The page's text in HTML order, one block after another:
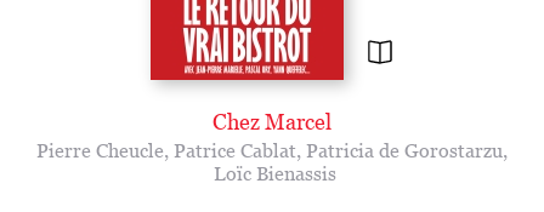
Chez Marcel
Pierre Cheucle, Patrice Cablat, Patricia de Gorostarzu,
Loïc Bienassis